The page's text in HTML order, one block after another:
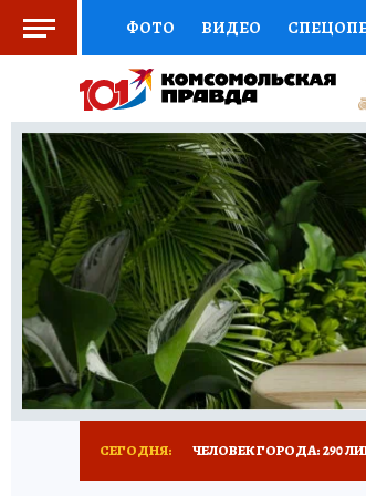
ФОТО ВИДЕО
СОЦПОДДЕРЖКА НАУКА
ВЫБОР ЭКСПЕРТОВ
КНИЖНАЯ ПОЛКА
ПРЕСС-ЦЕНТР
РАДИО КП ТЕСТЫ
СЕГОДНЯ: ЧЕЛОВЕК ГОРОДА: 290